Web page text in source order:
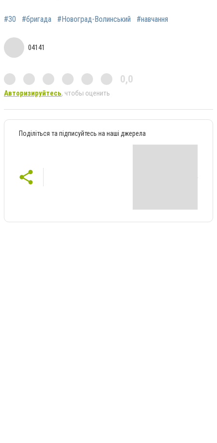
#30 #бригада #Новоград-Волинський #навчання
04141
0,0
Авторизируйтесь, чтобы оценить
Поділіться та підписуйтесь на наші джерела